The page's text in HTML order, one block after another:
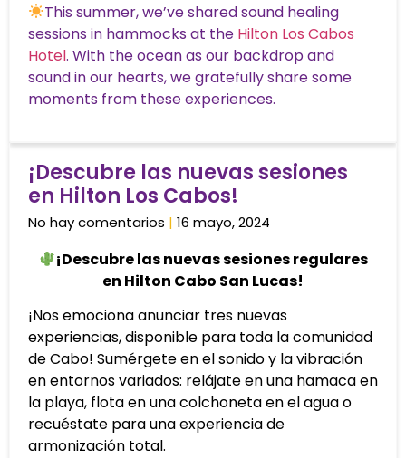
This summer, we’ve shared sound healing
sessions in hammocks at the Hilton Los Cabos
Hotel. With the ocean as our backdrop and
sound in our hearts, we gratefully share some
moments from these experiences.
¡Descubre las nuevas sesiones
en Hilton Los Cabos!
No hay comentarios 16 mayo, 2024
¡Descubre las nuevas sesiones regulares
en Hilton Cabo San Lucas!
¡Nos emociona anunciar tres nuevas
experiencias, disponible para toda la comunidad
de Cabo! Sumérgete en el sonido y la vibración
en entornos variados: relájate en una hamaca en
la playa, flota en una colchoneta en el agua o
recuéstate para una experiencia de
armonización total.